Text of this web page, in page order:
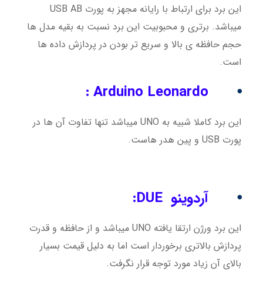
این برد برای ارتباط با رایانه مجهز به پورت USB AB
میباشد. برتری و محبوبیت این برد نسبت به بقیه مدل ها
حجم حافظه ی بالا و سریع تر بودن در پردازش داده ها
است.
⦁
Arduino Leonardo :
این برد کاملا شبیه به UNO میباشد تنها تفاوت آن ها در
پورت USB و پین هدر هاست.
⦁ آردوینو DUE:
این برد ورژن ارتقا یافته UNO میباشد و از حافظه و قدرت
پردازش بالاتری برخوردار است اما به دلیل قیمت بسیار
بالای آن زیاد مورد توجه قرار نگرفت.